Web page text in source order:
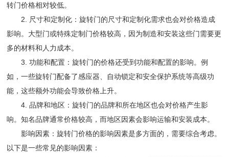
转门价格相对较低。
2. 尺寸和定制化：旋转门的尺寸和定制化需求也会对价格造成
影响。大型门或特殊定制门价格较高，因为制造和安装这些门需要更
多的材料和人力成本。
3. 功能和配置：旋转门的价格还受到功能和配置的影响。例
如，一些旋转门配备了感应器、自动锁定和安全保护系统等高级功
能，这些额外功能会导致价格上升。
4. 品牌和地区：旋转门的品牌和所在地区也会对价格产生影
响。知名品牌通常价格较高，而地区因素会影响运输和安装成本。
影响因素：旋转门价格的影响因素是多方面的，需要综合考虑。
以下是一些常见的影响因素：